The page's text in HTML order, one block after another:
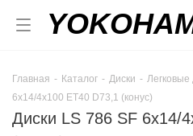
Главная - Каталог - Диски - Легковые
6x14/4x100 ET40 D73,1 (конус)
Диски LS 786 SF 6x14/